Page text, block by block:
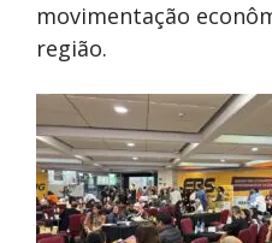
movimentação
região.